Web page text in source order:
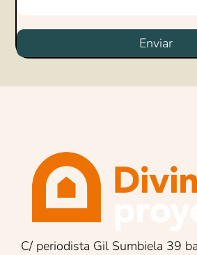
Enviar
C/ periodista Gil Sumbiela 39